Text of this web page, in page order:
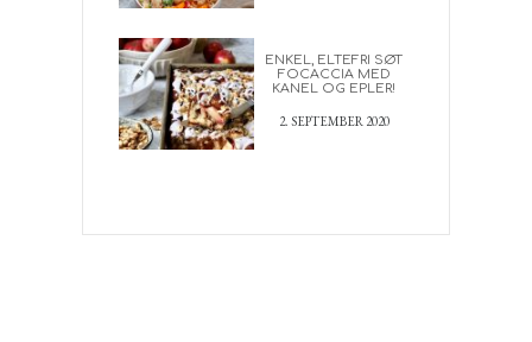
ENKEL, ELTEFRI SØT
FOCACCIA MED
KANEL OG EPLER!
2. SEPTEMBER 2020